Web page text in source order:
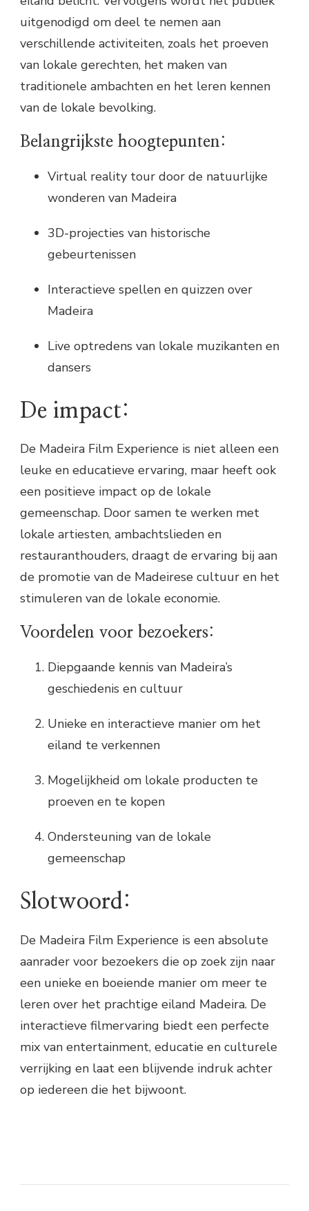
uitgenodigd om deel te nemen aan
verschillende activiteiten, zoals het proeven
van lokale gerechten, het maken van
traditionele ambachten en het leren kennen
van de lokale bevolking.
Belangrijkste hoogtepunten:
Virtual reality tour door de natuurlijke
wonderen van Madeira
3D-projecties van historische
gebeurtenissen
Interactieve spellen en quizzen over
Madeira
Live optredens van lokale muzikanten en
dansers
De impact:
De Madeira Film Experience is niet alleen een
leuke en educatieve ervaring, maar heeft ook
een positieve impact op de lokale
gemeenschap. Door samen te werken met
lokale artiesten, ambachtslieden en
restauranthouders, draagt de ervaring bij aan
de promotie van de Madeirese cultuur en het
stimuleren van de lokale economie.
Voordelen voor bezoekers:
Diepgaande kennis van Madeira’s
geschiedenis en cultuur
Unieke en interactieve manier om het
eiland te verkennen
Mogelijkheid om lokale producten te
proeven en te kopen
Ondersteuning van de lokale
gemeenschap
Slotwoord:
De Madeira Film Experience is een absolute
aanrader voor bezoekers die op zoek zijn naar
een unieke en boeiende manier om meer te
leren over het prachtige eiland Madeira. De
interactieve filmervaring biedt een perfecte
mix van entertainment, educatie en culturele
verrijking en laat een blijvende indruk achter
op iedereen die het bijwoont.